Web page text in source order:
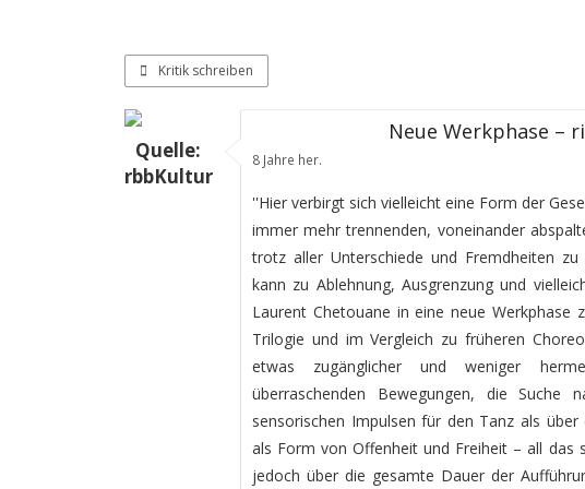
Kritik schreiben
Quelle:
rbbKultur
Neue Werkphase –
8 Jahre her.
''Hier verbirgt sich vielleicht eine Form der
immer mehr trennenden, voneinander
trotz aller Unterschiede und Fremdheiten
kann zu Ablehnung, Ausgrenzung und
Laurent Chetouane in eine neue
Trilogie und im Vergleich zu früheren
etwas zugänglicher und weniger
überraschenden Bewegungen, die Suche
sensorischen Impulsen für den Tanz als
als Form von Offenheit und Freiheit – all das
jedoch über die gesamte Dauer der